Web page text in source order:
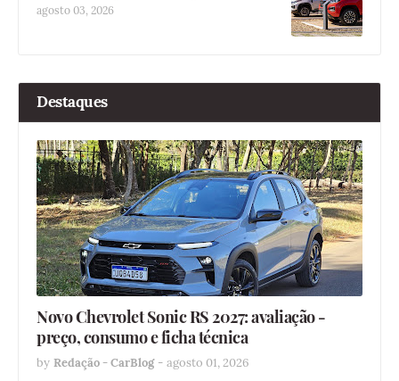
agosto 03, 2026
Destaques
Novo Chevrolet Sonic RS 2027: avaliação -
preço, consumo e ficha técnica
by Redação - CarBlog - agosto 01, 2026